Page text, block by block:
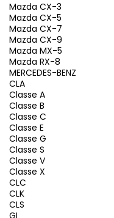
Mazda CX-3
Mazda CX-5
Mazda CX-7
Mazda CX-9
Mazda MX-5
Mazda RX-8
MERCEDES-BENZ
CLA
Classe A
Classe B
Classe C
Classe E
Classe G
Classe S
Classe V
Classe X
CLC
CLK
CLS